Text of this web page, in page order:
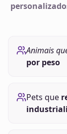
Animais
por peso
Pets que